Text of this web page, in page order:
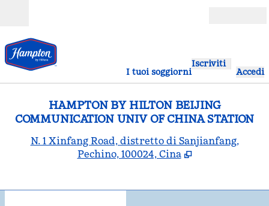
I tuoi soggiorni
Iscriviti
Accedi
HAMPTON BY HILTON BEIJING
COMMUNICATION UNIV OF CHINA STATION
N. 1 Xinfang Road, distretto di Sanjianfang,
Pechino, 100024, Cina